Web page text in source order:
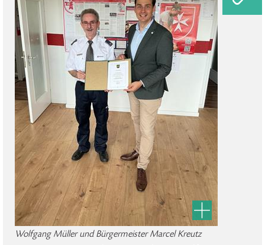
Wolfgang Müller und Bürgermeister Marcel Kreutz